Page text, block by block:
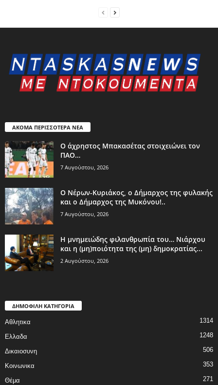
ΑΚΟΜΑ ΠΕΡΙΣΣΟΤΕΡΑ ΝΕΑ
Ο άχρηστος Μπακασέτας στοιχειώνει τον
ΠΑΟ…
7 Αυγούστου, 2026
Ο Νέρων-Κυριάκος, o Δήμαρχος της φυλακής
και ο Δήμαρχος της Μυκόνου!..
7 Αυγούστου, 2026
Η μνημειώδης φιλανθρωπία του… Νιάρχου
και η (μη)ποιότητα της (μη) δημοκρατίας...
2 Αυγούστου, 2026
ΔΗΜΟΦΙΛΗ ΚΑΤΗΓΟΡΙΑ
Αθλητικα 1314
Ελλαδα 1248
Δικαιοσυνη 506
Κοινωνικα 353
Θέμα 271